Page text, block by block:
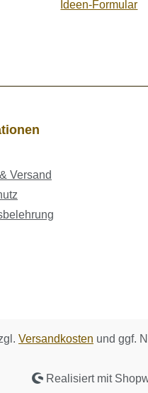
Ideen-Formular
Versand
Versandkosten und ggf.
Realisiert mit